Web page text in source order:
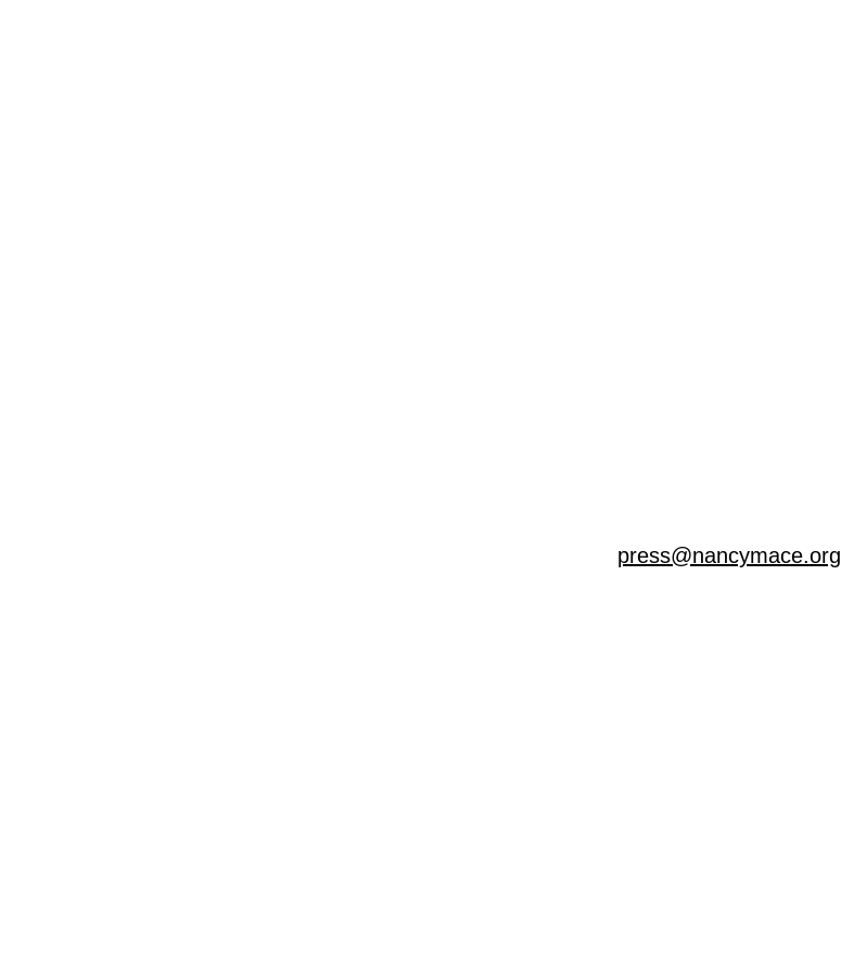
press@nancymace.org